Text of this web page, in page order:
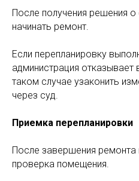
После получения решения
начинать ремонт.
Если перепланировку
администрация отказывает
таком случае узаконить
через суд.
Приемка перепланировки
После завершения ремонта
проверка помещения.